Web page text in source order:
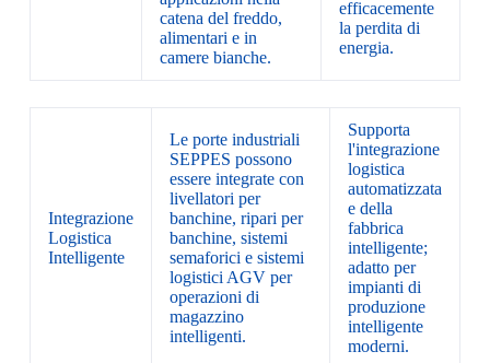
catena del freddo,
alimentari e in
camere bianche.
efficacemente
la perdita di
energia.
Integrazione
Logistica
Intelligente
Le porte industriali
SEPPES possono
essere integrate con
livellatori per
banchine, ripari per
banchine, sistemi
semaforici e sistemi
logistici AGV per
operazioni di
magazzino
intelligenti.
Supporta
l'integrazione
logistica
automatizzata
e della
fabbrica
intelligente;
adatto per
impianti di
produzione
intelligente
moderni.